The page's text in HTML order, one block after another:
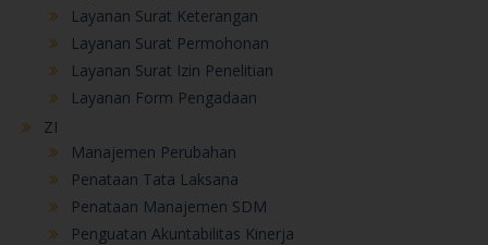
Layanan Surat Keterangan
Layanan Surat Permohonan
Layanan Surat Izin Penelitian
Layanan Form Pengadaan
ZI
Manajemen Perubahan
Penataan Tata Laksana
Penataan Manajemen SDM
Penguatan Akuntabilitas Kinerja